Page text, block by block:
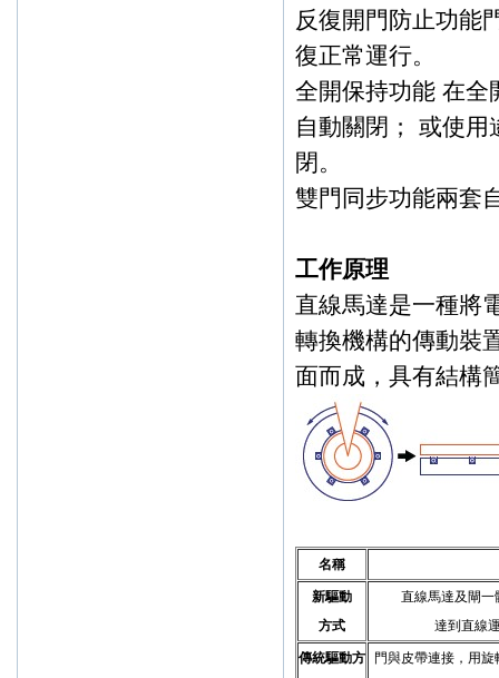
反復開門防止功能
復正常運行。
全開保持功能 在全
自動關閉； 或使用
閉。
雙門同步功能兩套
工作原理
直線馬達是一種將
轉換機構的傳動裝
面而成，具有結構
名稱
新驅動
方式
直線馬達及閘一
達到直線
傳統驅動方
門與皮帶連接，用